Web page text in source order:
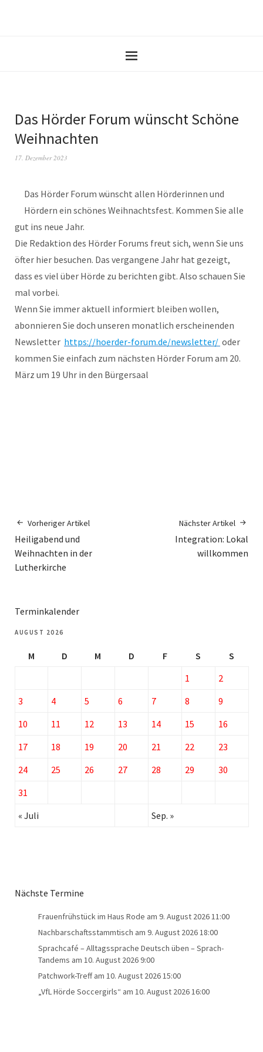
Das Hörder Forum wünscht Schöne
Weihnachten
17. Dezember 2023
Das Hörder Forum wünscht allen Hörderinnen und
Hördern ein schönes Weihnachtsfest. Kommen Sie alle
gut ins neue Jahr.
Die Redaktion des Hörder Forums freut sich, wenn Sie uns
öfter hier besuchen. Das vergangene Jahr hat gezeigt,
dass es viel über Hörde zu berichten gibt. Also schauen Sie
mal vorbei.
Wenn Sie immer aktuell informiert bleiben wollen,
abonnieren Sie doch unseren monatlich erscheinenden
Newsletter https://hoerder-forum.de/newsletter/ oder
kommen Sie einfach zum nächsten Hörder Forum am 20.
März um 19 Uhr in den Bürgersaal
Vorheriger Artikel
Heiligabend und
Weihnachten in der
Lutherkirche
Nächster Artikel
Integration: Lokal
willkommen
Terminkalender
AUGUST 2026
M D M D F S
S
1
2
3
4 5 6 7 8
9
10
11 12 13 14 15
16
17
18 19 20 21 22
23
24
25 26 27 28 29
30
31
« Juli
Sep. »
Nächste Termine
Frauenfrühstück im Haus Rode am 9. August 2026 11:00
Nachbarschaftsstammtisch am 9. August 2026 18:00
Sprachcafé – Alltagssprache Deutsch üben – Sprach-
Tandems am 10. August 2026 9:00
Patchwork-Treffam 10. August 2026 15:00
„VfL Hörde Soccergirls“ am 10. August 2026 16:00